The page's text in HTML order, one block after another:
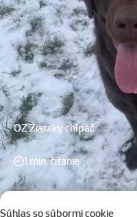
Súhlas so súbormi cookie
OZ Žiarsky chlpáč
1 min. čítanie